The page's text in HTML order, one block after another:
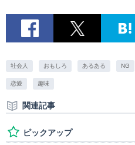
社会人 おもしろ あるある NG
恋愛 趣味
関連記事
ピックアップ